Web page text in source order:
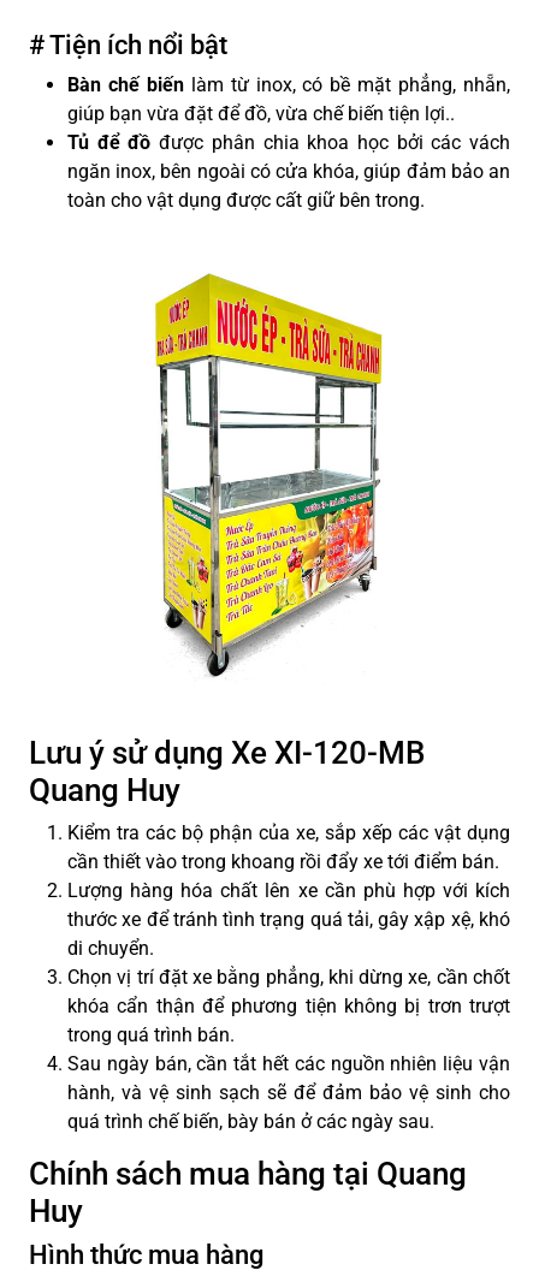
# Tiện ích nổi bật
Bàn chế biếnlàm từ inox, có bề mặt phẳng, nhẵn,
giúp bạn vừa đặt để đồ, vừa chế biến tiện lợi..
Tủ để đồđược phân chia khoa học bởi các vách
ngăn inox, bên ngoài có cửa khóa, giúp đảm bảo an
toàn cho vật dụng được cất giữ bên trong.
Lưu ý sử dụng Xe XI-120-MB
Quang Huy
Kiểm tra các bộ phận của xe, sắp xếp các vật dụng
cần thiết vào trong khoang rồi đẩy xe tới điểm bán.
Lượng hàng hóa chất lên xe cần phù hợp với kích
thước xe để tránh tình trạng quá tải, gây xập xệ, khó
di chuyển.
Chọn vị trí đặt xe bằng phẳng, khi dừng xe, cần chốt
khóa cẩn thận để phương tiện không bị trơn trượt
trong quá trình bán.
Sau ngày bán, cần tắt hết các nguồn nhiên liệu vận
hành, và vệ sinh sạch sẽ để đảm bảo vệ sinh cho
quá trình chế biến, bày bán ở các ngày sau.
Chính sách mua hàng tại Quang
Huy
Hình thức mua hàng